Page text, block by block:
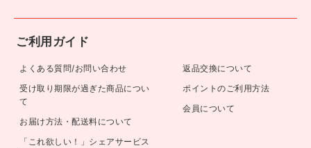
ご利用ガイド
よくある質問/お問い合わせ
受け取り期限が過ぎた商品につい
て
お届け方法・配送料について
「これ欲しい！」シェアサービス
返品交換について
ポイントのご利用方法
会員について